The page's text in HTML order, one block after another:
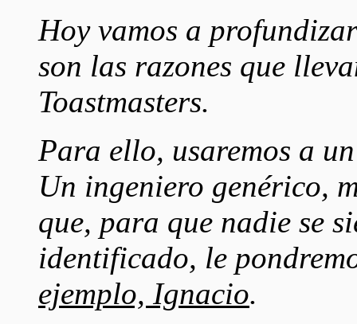
Hoy vamos a
son las razones que
Toastmasters.
Para ello, usaremos a
Un ingeniero genérico,
que, para que nadie se
identificado, le
ejemplo, Ignacio.